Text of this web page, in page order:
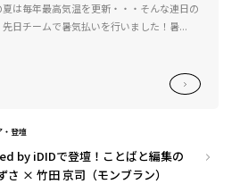
は毎年最高気温を更新・・・そんな連日の
日チームで暑気払いを行いました！暑...
・登壇
by iDIDで登壇！ことばと編集の
さ × 竹田 京司（モンブラン）